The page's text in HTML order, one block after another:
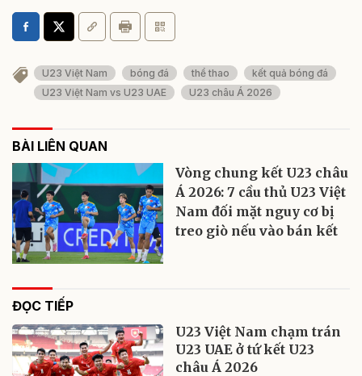
U23 Việt Nam bóng đá thể thao
kết quả bóng đá
U23 Việt Nam vs U23 UAE
U23 châu Á 2026
BÀI LIÊN QUAN
Vòng chung kết U23 châu
Á 2026: 7 cầu thủ U23 Việt
Nam đối mặt nguy cơ bị
treo giò nếu vào bán kết
ĐỌC TIẾP
U23 Việt Nam chạm trán
U23 UAE ở tứ kết U23
châu Á 2026